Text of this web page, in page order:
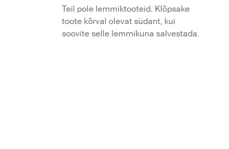
Teil pole lemmiktooteid. Klõpsake
toote kõrval olevat südant, kui
soovite selle lemmikuna salvestada.